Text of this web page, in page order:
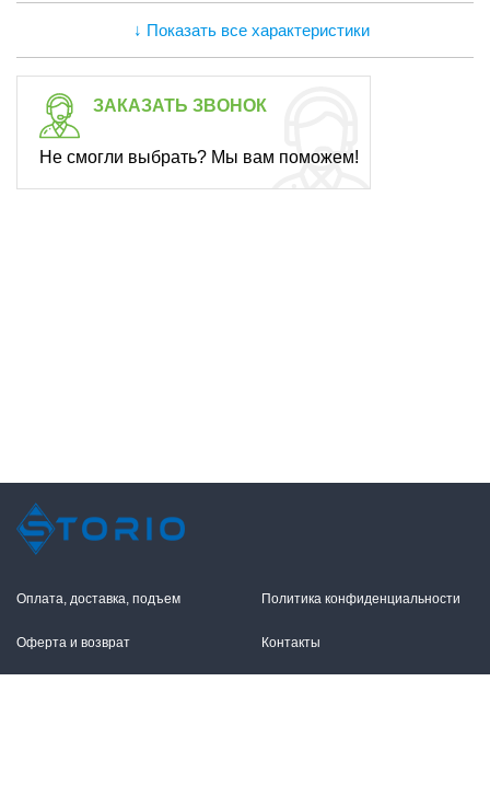
↓ Показать все характеристики
ЗАКАЗАТЬ ЗВОНОК
Не смогли выбрать? Мы вам поможем!
Оплата, доставка, подъем
Оферта и возврат
Политика конфиденциальности
Контакты